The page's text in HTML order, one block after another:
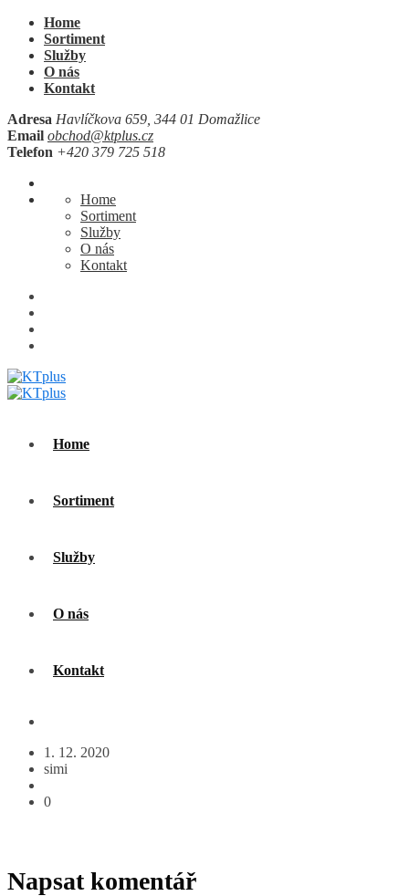
Home
Sortiment
Služby
O nás
Kontakt
Adresa Havlíčkova 659, 344 01 Domažlice
Email obchod@ktplus.cz
Telefon +420 379 725 518
Home
Sortiment
Služby
O nás
Kontakt
Home
Sortiment
Služby
O nás
Kontakt
1. 12. 2020
simi
0
Napsat komentář